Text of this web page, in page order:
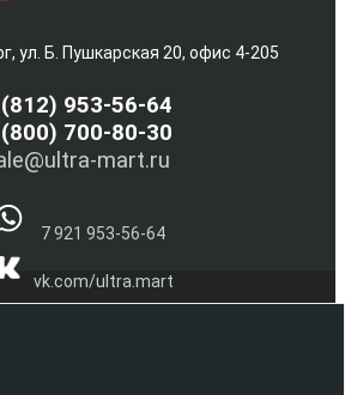
ул. Б. Пушкарская 20, офис 4-205
(812) 953-56-64
700-80-30
mart.ru
7 921 953-56-64
vk.com/ultra.mart
магазин электроники и бытовой